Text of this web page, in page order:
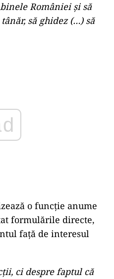
României și să
să ghidez (…) să
o funcție anume
formulările directe,
față de interesul
ci despre faptul că